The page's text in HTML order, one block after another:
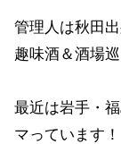
管理人は秋田
趣味酒＆酒場
最近は岩手・
マっています！